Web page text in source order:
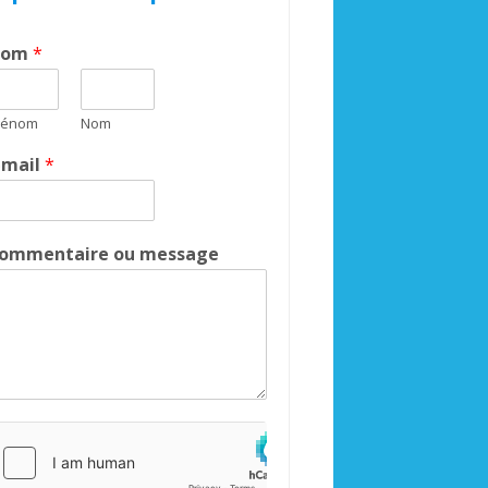
*
Nom
mail *
ou message